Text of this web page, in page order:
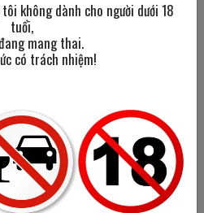
Năm - James Jean
Tạm hết
không dành cho người dưới 18
tuổi,
mang thai.
có trách nhiệm!